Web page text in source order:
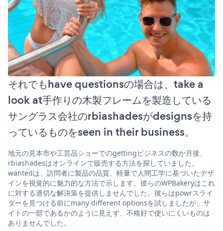
それでもhave questionsの場合は、take a
look at手作りの木製フレームを製造している
サングラス会社のrbiashadesがdesignsを持
っているものをseen in their business。
地元の見本市や工芸品ショーでのgettingビジネスの数か月後、
rbiashadesはオンラインで販売する方法を探していました。
wantedは、訪問者に製品の品質、軽量で人間工学に基づいたデザ
インを視覚的に魅力的な方法で示します。彼らのWPBakeryはこれ
に対する適切な解決策を提供しませんでした。彼らはpowrスライ
ダーを見つける前にmany different optionsを試しましたが、サ
イトの一部であるかのように見えず、不格好で使いにくいものは
ありませんでした。